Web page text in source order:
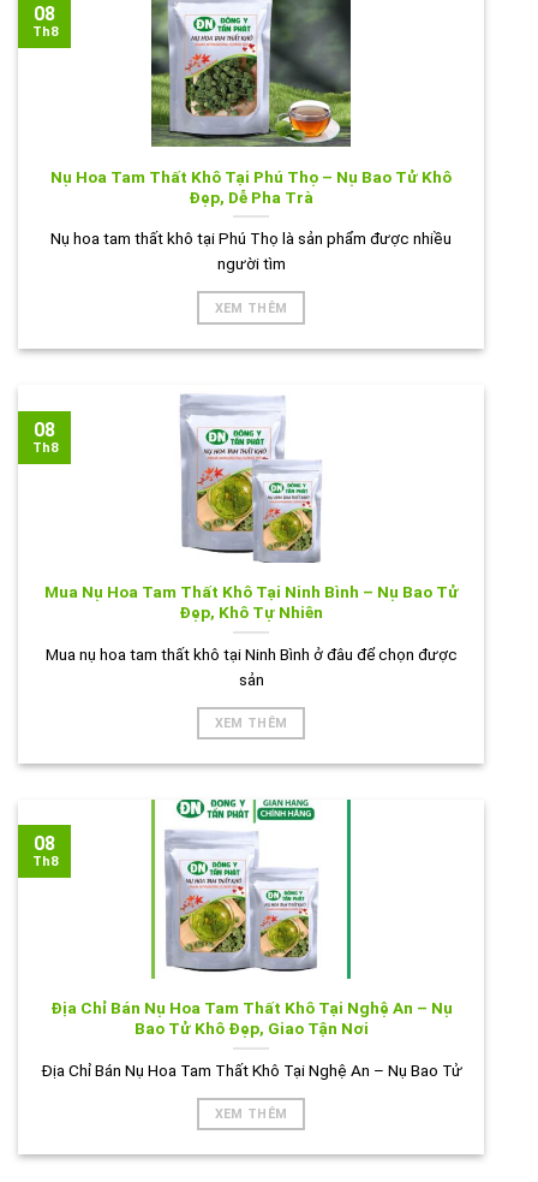
Nụ Hoa Tam Thất Khô Tại Phú Thọ – Nụ Bao Tử Khô
Đẹp, Dễ Pha Trà
Nụ hoa tam thất khô tại Phú Thọ là sản phẩm được nhiều
người tìm
XEM THÊM
08
Th8
Mua Nụ Hoa Tam Thất Khô Tại Ninh Bình – Nụ Bao Tử
Đẹp, Khô Tự Nhiên
Mua nụ hoa tam thất khô tại Ninh Bình ở đâu để chọn được
sản
XEM THÊM
08
Th8
Địa Chỉ Bán Nụ Hoa Tam Thất Khô Tại Nghệ An – Nụ
Bao Tử Khô Đẹp, Giao Tận Nơi
Địa Chỉ Bán Nụ Hoa Tam Thất Khô Tại Nghệ An – Nụ Bao Tử
XEM THÊM
08
Th8